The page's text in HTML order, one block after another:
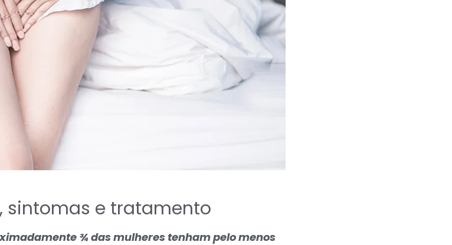
sintomas e tratamento
¾ das mulheres tenham pelo menos